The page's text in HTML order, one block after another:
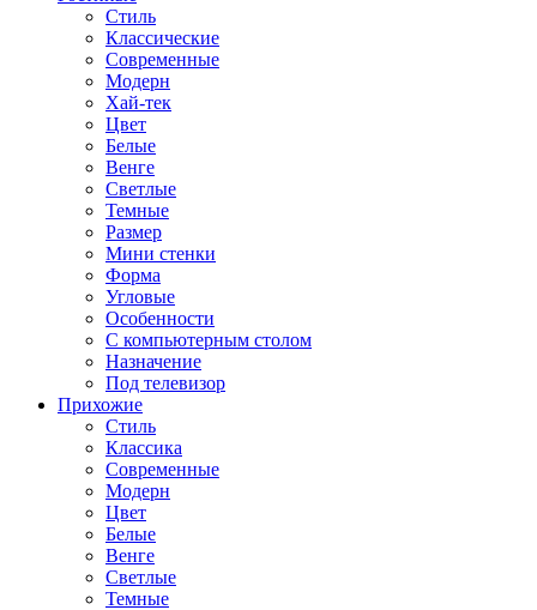
Стиль
Классические
Современные
Модерн
Хай-тек
Цвет
Белые
Венге
Светлые
Темные
Размер
Мини стенки
Форма
Угловые
Особенности
С компьютерным столом
Назначение
Под телевизор
Прихожие
Стиль
Классика
Современные
Модерн
Цвет
Белые
Венге
Светлые
Темные